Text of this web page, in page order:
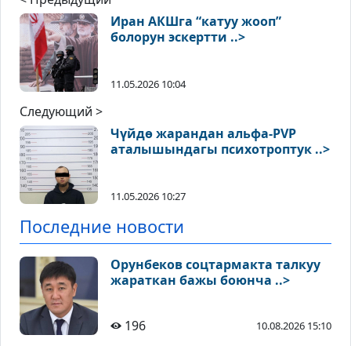
Иран АКШга “катуу жооп”
болорун эскертти ..>
11.05.2026 10:04
Следующий >
Чүйдө жарандан альфа-PVP
аталышындагы психотроптук ..>
11.05.2026 10:27
Последние новости
Орунбеков соцтармакта талкуу
жараткан бажы боюнча ..>
196 10.08.2026 15:10